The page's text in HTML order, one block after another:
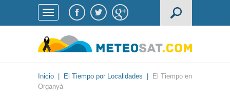
Inicio El Tiempo por Localidades
El Tiempo en
Organyà